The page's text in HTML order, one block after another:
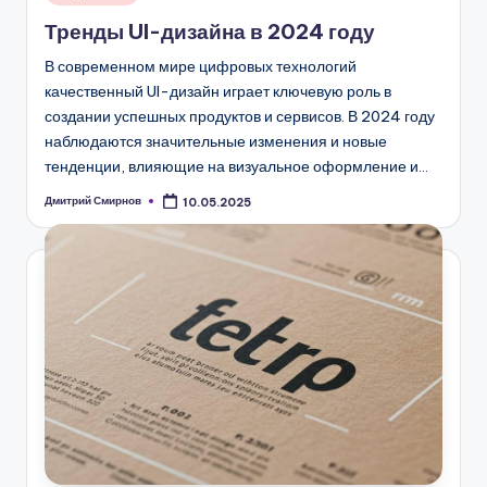
Тренды UI-дизайна в 2024 году
В современном мире цифровых технологий
качественный UI-дизайн играет ключевую роль в
создании успешных продуктов и сервисов. В 2024 году
наблюдаются значительные изменения и новые
тенденции, влияющие на визуальное оформление и…
Запись
Дмитрий Смирнов 10.05.2025